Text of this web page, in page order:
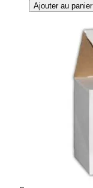
Ajouter au panier